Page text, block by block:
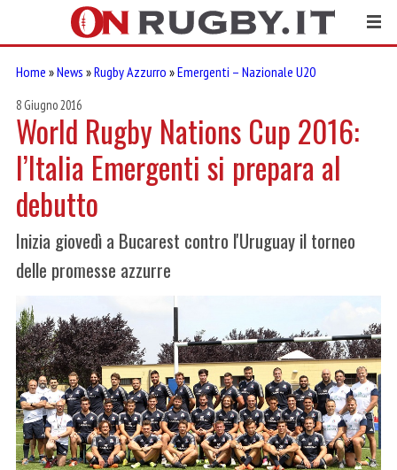
Home »News »Rugby Azzurro »Emergenti – Nazionale U20
8 Giugno 2016
World Rugby Nations Cup 2016:
l’Italia Emergenti si prepara al
debutto
Inizia giovedì a Bucarest contro l'Uruguay il torneo
delle promesse azzurre